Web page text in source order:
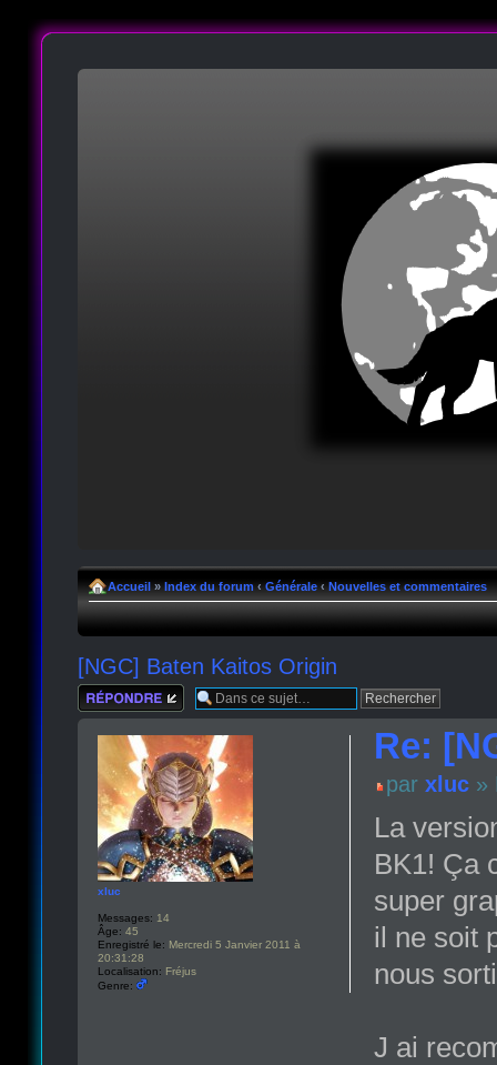
Accueil » Index du forum ‹ Générale ‹ Nouvelles et commentaires
[NGC] Baten Kaitos Origin
Répondre
Re:
par xluc»
La
BK1! Ça
super
il ne soit
nous
J ai
xluc
Messages: 14
Âge: 45
Enregistré le: Mercredi 5 Janvier 2011 à
20:31:28
Localisation: Fréjus
Genre: